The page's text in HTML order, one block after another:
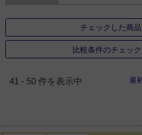
チェックした商
比較条件のチェッ
41 - 50 件を表示中 最